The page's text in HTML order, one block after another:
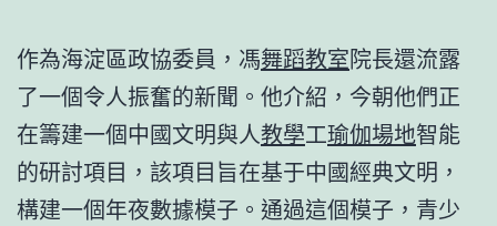
作為海淀區政協委員，馮舞蹈教室院長還流露
了一個令人振奮的新聞。他介紹，今朝他們正
在籌建一個中國文明與人教學工瑜伽場地智能
的研討項目，該項目旨在基于中國經典文明，
構建一個年夜數據模子。通過這個模子，青少